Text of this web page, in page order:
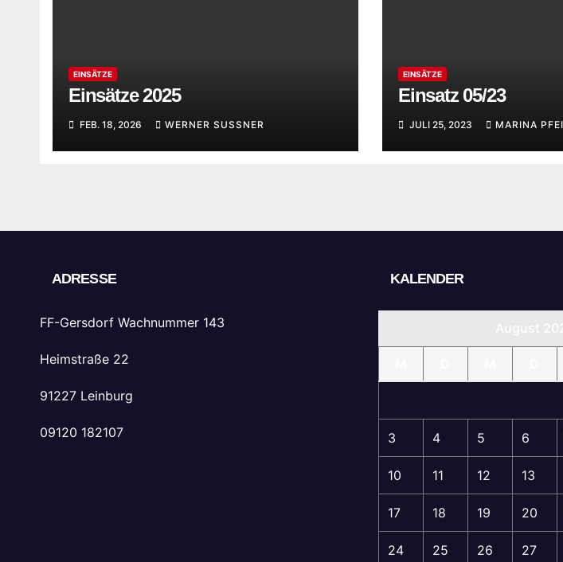
EINSÄTZE
Einsätze 2025
FEB. 18, 2026 WERNER SUSSNER
EINSÄTZE
Einsatz 05/23
JULI 25, 2023 MARINA
ADRESSE
FF-Gersdorf Wachnummer 143
Heimstraße 22
91227 Leinburg
09120 182107
KALENDER
3 4 5 6
10 11 12 13
17 18 19 20
24 25 26 27